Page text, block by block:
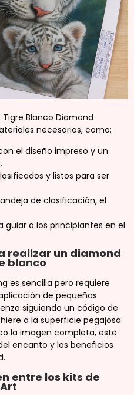
Blanco Diamond
necesarios, como:
el diseño impreso y un
y listos para ser
de clasificación, el
guiar a los principiantes en el
realizar un diamond
blanco
es sencilla pero requiere
de pequeñas
siguiendo un código de
a la superficie pegajosa
la imagen completa, este
encanto y los beneficios
entre los kits de